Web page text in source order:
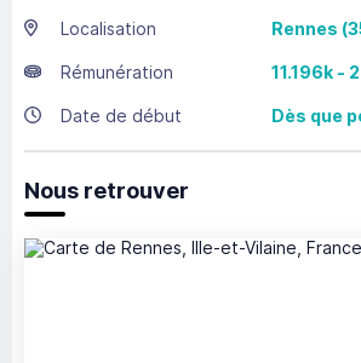
Localisation Rennes
Rémunération 11.196k -
Date de début Dès que
Nous retrouver